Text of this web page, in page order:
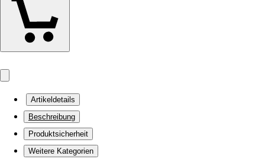
Artikeldetails
Beschreibung
Produktsicherheit
Weitere Kategorien